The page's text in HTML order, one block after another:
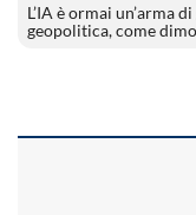
L’IA è ormai un’arma
geopolitica, come